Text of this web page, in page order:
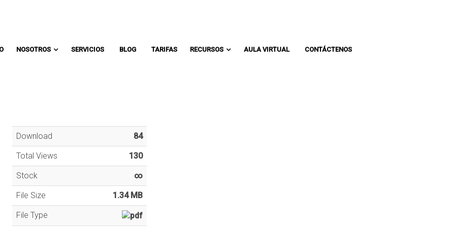
NOSOTROS SERVICIOS BLOG TARIFAS RECURSOS AULA VIRTUAL CONTÁCTENOS
Download 84
Total Views 130
Stock ∞
File Size 1.34 MB
File Type